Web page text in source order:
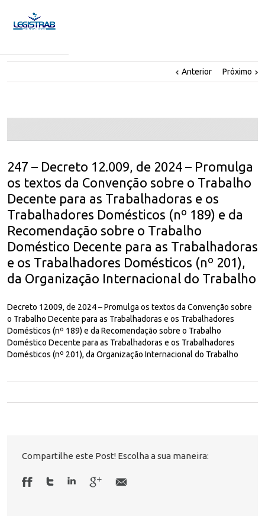
Anterior Próximo
247 – Decreto 12.009, de 2024 – Promulga
os textos da Convenção sobre o Trabalho
Decente para as Trabalhadoras e os
Trabalhadores Domésticos (nº 189) e da
Recomendação sobre o Trabalho
Doméstico Decente para as Trabalhadoras
e os Trabalhadores Domésticos (nº 201),
da Organização Internacional do Trabalho
Decreto 12009, de 2024 – Promulga os textos da Convenção sobre
o Trabalho Decente para as Trabalhadoras e os Trabalhadores
Domésticos (nº 189) e da Recomendação sobre o Trabalho
Doméstico Decente para as Trabalhadoras e os Trabalhadores
Domésticos (nº 201), da Organização Internacional do Trabalho
Compartilhe este Post! Escolha a sua maneira: